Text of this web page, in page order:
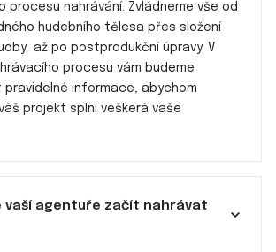
procesu nahrávání. Zvládneme vše od
hudebního tělesa přes složení
až po postprodukční úpravy. V
procesu vám budeme
informace, abychom
projekt splní veškerá vaše
vaší agentuře začít nahrávat